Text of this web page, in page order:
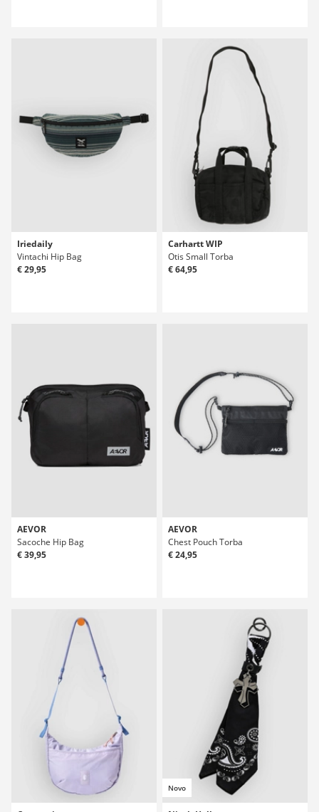
Iriedaily
Vintachi Hip Bag
€ 29,95
Carhartt WIP
Otis Small Torba
€ 64,95
AEVOR
Sacoche Hip Bag
€ 39,95
AEVOR
Chest Pouch Torba
€ 24,95
Novo